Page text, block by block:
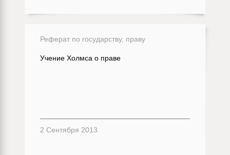
Реферат по государству, праву
Учение Холмса о праве
2 Сентября 2013